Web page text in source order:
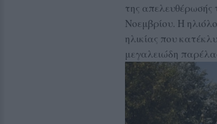
της απελευθέρωσής
Νοεμβρίου. Η
ηλικίας που
μεγαλειώδη